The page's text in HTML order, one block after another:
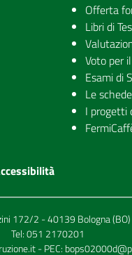
Offerta
Libri di
Voto per
Esami di
Le
I progetti
172/2 - 40139 Bologna (BO)
Tel:051 2170201
- PEC: